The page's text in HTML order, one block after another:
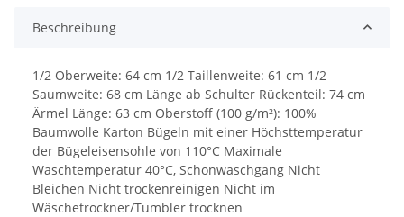
Beschreibung
1/2 Oberweite: 64 cm 1/2 Taillenweite: 61 cm 1/2
Saumweite: 68 cm Länge ab Schulter Rückenteil: 74 cm
Ärmel Länge: 63 cm Oberstoff (100 g/m²): 100%
Baumwolle Karton Bügeln mit einer Höchsttemperatur
der Bügeleisensohle von 110°C Maximale
Waschtemperatur 40°C, Schonwaschgang Nicht
Bleichen Nicht trockenreinigen Nicht im
Wäschetrockner/Tumbler trocknen